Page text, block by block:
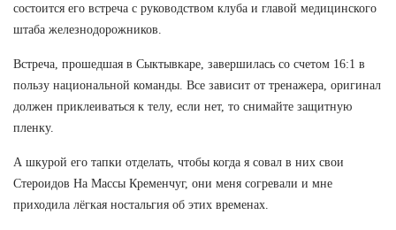
состоится его встреча с руководством клуба и главой медицинского
штаба железнодорожников.
Встреча, прошедшая в Сыктывкаре, завершилась со счетом 16:1 в
пользу национальной команды. Все зависит от тренажера, оригинал
должен приклеиваться к телу, если нет, то снимайте защитную
пленку.
А шкурой его тапки отделать, чтобы когда я совал в них свои
Стероидов На Массы Кременчуг, они меня согревали и мне
приходила лёгкая ностальгия об этих временах.